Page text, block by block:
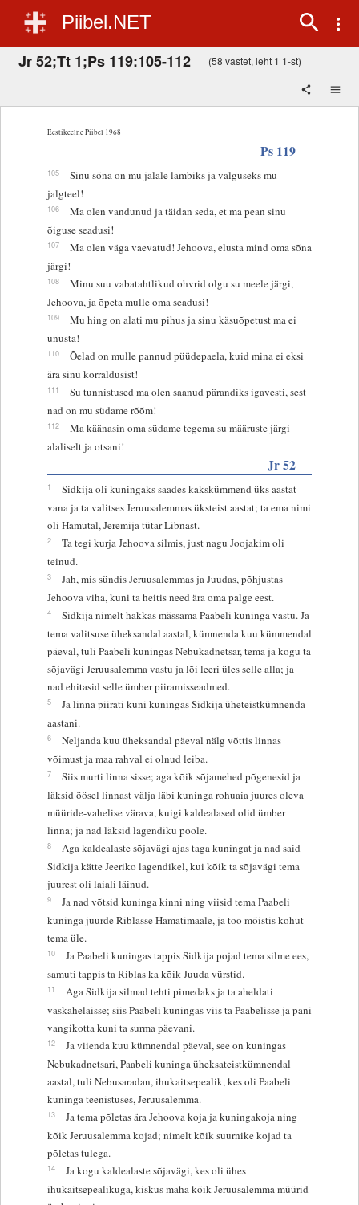
Piibel.NET
Jr 52;Tt 1;Ps 119:105-112 (58 vastet, leht 1 1-st)
Eestikeelne Piibel 1968
Ps 119
105
Sinu sõna on mu jalale lambiks ja valguseks mu
jalgteel!
106
Ma olen vandunud ja täidan seda, et ma pean sinu
õiguse seadusi!
107
Ma olen väga vaevatud! Jehoova, elusta mind oma sõna
järgi!
108
Minu suu vabatahtlikud ohvrid olgu su meele järgi,
Jehoova, ja õpeta mulle oma seadusi!
109
Mu hing on alati mu pihus ja sinu käsuõpetust ma ei
unusta!
110
Õelad on mulle pannud püüdepaela, kuid mina ei eksi
ära sinu korraldusist!
111
Su tunnistused ma olen saanud pärandiks igavesti, sest
nad on mu südame rõõm!
112
Ma käänasin oma südame tegema su määruste järgi
alaliselt ja otsani!
Jr 52
1
Sidkija oli kuningaks saades kakskümmend üks aastat
vana ja ta valitses Jeruusalemmas üksteist aastat; ta ema nimi
oli Hamutal, Jeremija tütar Libnast.
2
Ta tegi kurja Jehoova silmis, just nagu Joojakim oli
teinud.
3
Jah, mis sündis Jeruusalemmas ja Juudas, põhjustas
Jehoova viha, kuni ta heitis need ära oma palge eest.
4
Sidkija nimelt hakkas mässama Paabeli kuninga vastu. Ja
tema valitsuse üheksandal aastal, kümnenda kuu kümmendal
päeval, tuli Paabeli kuningas Nebukadnetsar, tema ja kogu ta
sõjavägi Jeruusalemma vastu ja lõi leeri üles selle alla; ja
nad ehitasid selle ümber piiramisseadmed.
5
Ja linna piirati kuni kuningas Sidkija üheteistkümnenda
aastani.
6
Neljanda kuu üheksandal päeval nälg võttis linnas
võimust ja maa rahval ei olnud leiba.
7
Siis murti linna sisse; aga kõik sõjamehed põgenesid ja
läksid öösel linnast välja läbi kuninga rohuaia juures oleva
müüride-vahelise värava, kuigi kaldealased olid ümber
linna; ja nad läksid lagendiku poole.
8
Aga kaldealaste sõjavägi ajas taga kuningat ja nad said
Sidkija kätte Jeeriko lagendikel, kui kõik ta sõjavägi tema
juurest oli laiali läinud.
9
Ja nad võtsid kuninga kinni ning viisid tema Paabeli
kuninga juurde Riblasse Hamatimaale, ja too mõistis kohut
tema üle.
10
Ja Paabeli kuningas tappis Sidkija pojad tema silme ees,
samuti tappis ta Riblas ka kõik Juuda vürstid.
11
Aga Sidkija silmad tehti pimedaks ja ta aheldati
vaskahelaisse; siis Paabeli kuningas viis ta Paabelisse ja pani
vangikotta kuni ta surma päevani.
12
Ja viienda kuu kümnendal päeval, see on kuningas
Nebukadnetsari, Paabeli kuninga üheksateistkümnendal
aastal, tuli Nebusaradan, ihukaitsepealik, kes oli Paabeli
kuninga teenistuses, Jeruusalemma.
13
Ja tema põletas ära Jehoova koja ja kuningakoja ning
kõik Jeruusalemma kojad; nimelt kõik suurnike kojad ta
põletas tulega.
14
Ja kogu kaldealaste sõjavägi, kes oli ühes
ihukaitsepealikuga, kiskus maha kõik Jeruusalemma müürid